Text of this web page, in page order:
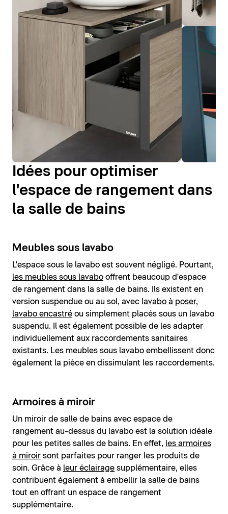
Idées pour optimiser
l'espace de rangement dans
la salle de bains
Meubles sous lavabo
L'espace sous le lavabo est souvent négligé. Pourtant,
les meubles sous lavabo offrent beaucoup d'espace
de rangement dans la salle de bains. Ils existent en
version suspendue ou au sol, avec lavabo à poser,
lavabo encastré ou simplement placés sous un lavabo
suspendu. Il est également possible de les adapter
individuellement aux raccordements sanitaires
existants. Les meubles sous lavabo embellissent donc
également la pièce en dissimulant les raccordements.
Armoires à miroir
Un miroir de salle de bains avec espace de
rangement au-dessus du lavabo est la solution idéale
pour les petites salles de bains. En effet, les armoires
à miroir sont parfaites pour ranger les produits de
soin. Grâce à leur éclairage supplémentaire, elles
contribuent également à embellir la salle de bains
tout en offrant un espace de rangement
supplémentaire.